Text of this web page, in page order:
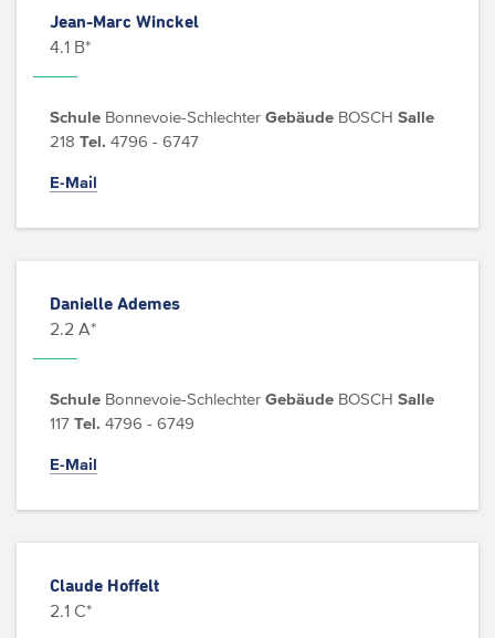
Jean-Marc Winckel
4.1 B*
Schule Bonnevoie-Schlechter Gebäude BOSCH Salle
218 Tel. 4796 - 6747
E-Mail
Danielle Ademes
2.2 A*
Schule Bonnevoie-Schlechter Gebäude BOSCH Salle
117 Tel. 4796 - 6749
E-Mail
Claude Hoffelt
2.1 C*